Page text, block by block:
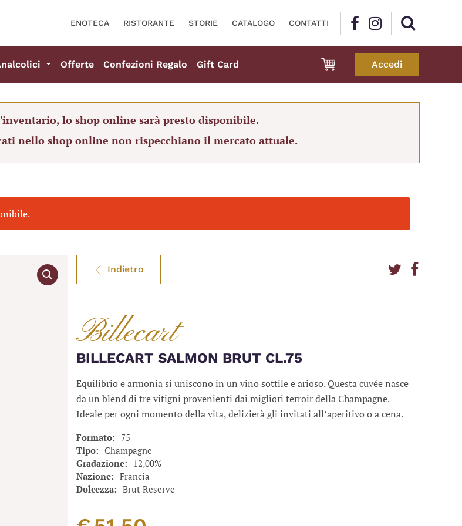
ENOTECA RISTORANTE STORIE CATALOGO CONTATTI
Offerte Confezioni Regalo Gift Card Accedi
lo shop online sarà presto disponibile.
nello shop online non rispecchiano il mercato attuale.
Indietro
Billecart
BILLECART SALMON BRUT CL.75
Equilibrio e armonia si uniscono in un vino sottile e arioso. Questa cuvée nasce
da un blend di tre vitigni provenienti dai migliori terroir della Champagne.
Ideale per ogni momento della vita, delizierà gli invitati all’aperitivo o a cena.
Formato
75
Tipo
Champagne
Gradazione
12,00%
Nazione
Francia
Dolcezza
Brut Reserve